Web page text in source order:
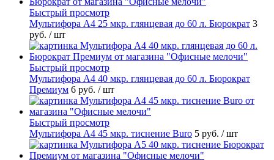
Быстрый просмотр
Мультифора А4 25 мкр. глянцевая до 60 л. Бюрократ 3
руб. / шт
Быстрый просмотр
Мультифора А4 40 мкр. глянцевая до 60 л. Бюрократ
Премиум 6 руб. / шт
Быстрый просмотр
Мультифора А4 45 мкр. тиснение Buro 5 руб. / шт